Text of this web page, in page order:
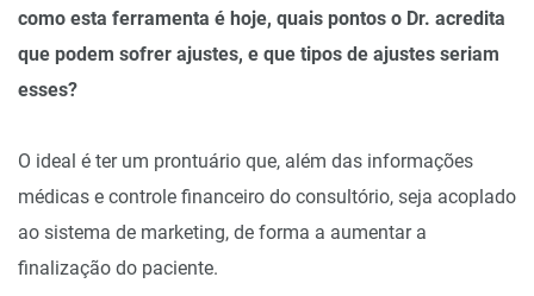
como esta ferramenta é hoje, quais pontos o Dr. acredita
que podem sofrer ajustes, e que tipos de ajustes seriam
esses?
O ideal é ter um prontuário que, além das informações
médicas e controle financeiro do consultório, seja acoplado
ao sistema de marketing, de forma a aumentar a
finalização do paciente.